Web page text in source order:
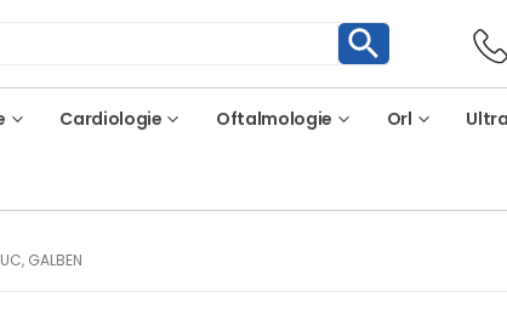
Cardiologie Oftalmologie Orl
GALBEN